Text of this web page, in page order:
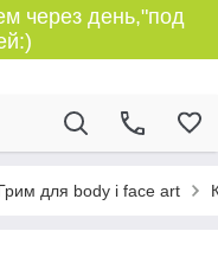
через день,"под
для body і face art